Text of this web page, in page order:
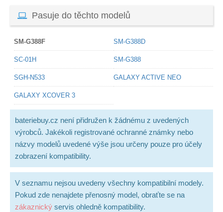
Pasuje do těchto modelů
SM-G388F SM-G388D
SC-01H SM-G388
SGH-N533 GALAXY ACTIVE NEO
GALAXY XCOVER 3
bateriebuy.cz není přidružen k žádnému z uvedených
výrobců. Jakékoli registrované ochranné známky nebo
názvy modelů uvedené výše jsou určeny pouze pro účely
zobrazení kompatibility.
V seznamu nejsou uvedeny všechny kompatibilní modely.
Pokud zde nenajdete přenosný model, obraťte se na
zákaznický servis ohledně kompatibility.